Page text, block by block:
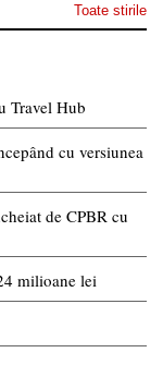
Toate stirile
Travel Hub
cu versiunea
de CPBR cu
milioane lei